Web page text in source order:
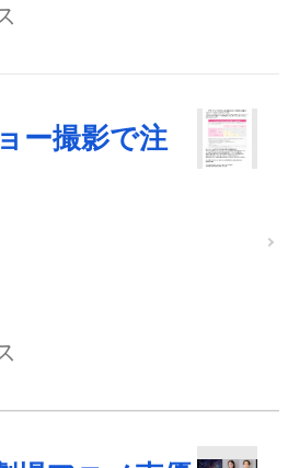
ー撮影で注